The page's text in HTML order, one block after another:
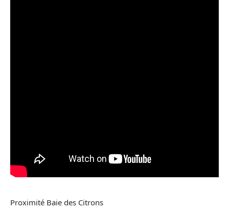
Proximité Baie des Citrons